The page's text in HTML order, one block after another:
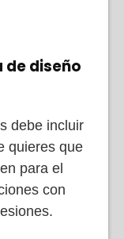
de diseño
debe incluir
quieres que
para el
con